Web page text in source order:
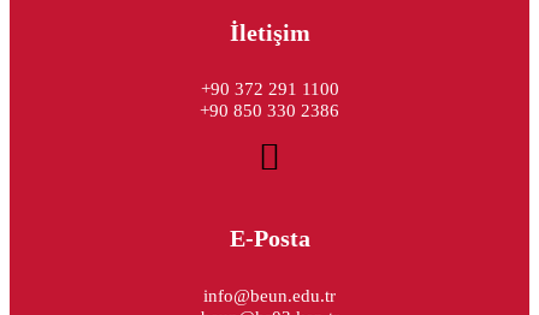
İletişim
+90 372 291 1100
+90 850 330 2386
E-Posta
info@beun.edu.tr